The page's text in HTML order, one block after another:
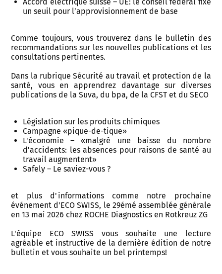
Accord électrique suisse – UE: le conseil fédéral fixe
un seuil pour l’approvisionnement de base
Comme toujours, vous trouverez dans le bulletin des
recommandations sur les nouvelles publications et les
consultations pertinentes.
Dans la rubrique Sécurité au travail et protection de la
santé, vous en apprendrez davantage sur diverses
publications de la Suva, du bpa, de la CFST et du SECO
Législation sur les produits chimiques
Campagne «pique-de-tique»
L'économie – «malgré une baisse du nombre
d’accidents: les absences pour raisons de santé au
travail augmentent»
Safely – Le saviez-vous ?
et plus d'informations comme notre prochaine
événement d'ECO SWISS, le 29émé assemblée générale
en 13 mai 2026 chez ROCHE Diagnostics en Rotkreuz ZG
L'équipe ECO SWISS vous souhaite une lecture
agréable et instructive de la dernière édition de notre
bulletin et vous souhaite un bel printemps!